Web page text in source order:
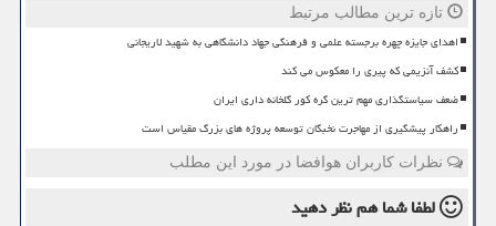
تازه ترین مطالب مرتبط
اهدای جایزه چهره برجسته علمی و فرهنگی جهاد دانشگاهی به شهید لاریجانی
کشف آنزیمی که پیری را معکوس می کند
ضعف سیاستگذاری مهم ترین گره کور گلخانه داری ایران
راهکار پیشگیری از مهاجرت نخبگان توسعه پروژه های بزرگ مقیاس است
نظرات کاربران هوافضا در مورد این مطلب
لطفا شما همنظر دهید